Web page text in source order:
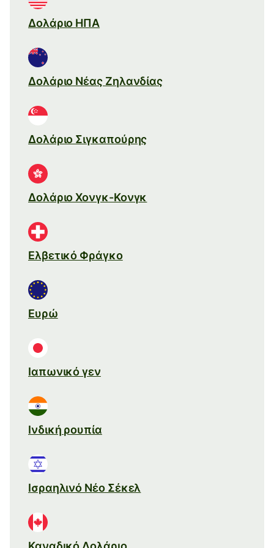
Δολάριο ΗΠΑ
Δολάριο Νέας Ζηλανδίας
Δολάριο Σιγκαπούρης
Δολάριο Χονγκ-Κονγκ
Ελβετικό Φράγκο
Ευρώ
Ιαπωνικό γεν
Ινδική ρουπία
Ισραηλινό Νέο Σέκελ